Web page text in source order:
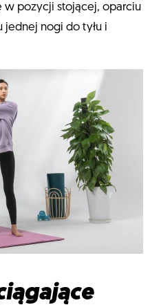
w pozycji stojącej, oparciu
jednej nogi do tyłu i